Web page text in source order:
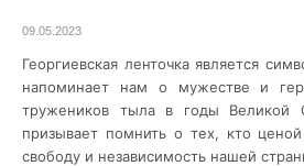
09.05.2023
Георгиевская ленточка является
напоминает нам о мужестве и
тружеников тыла в годы Великой
призывает помнить о тех, кто
свободу и независимость нашей